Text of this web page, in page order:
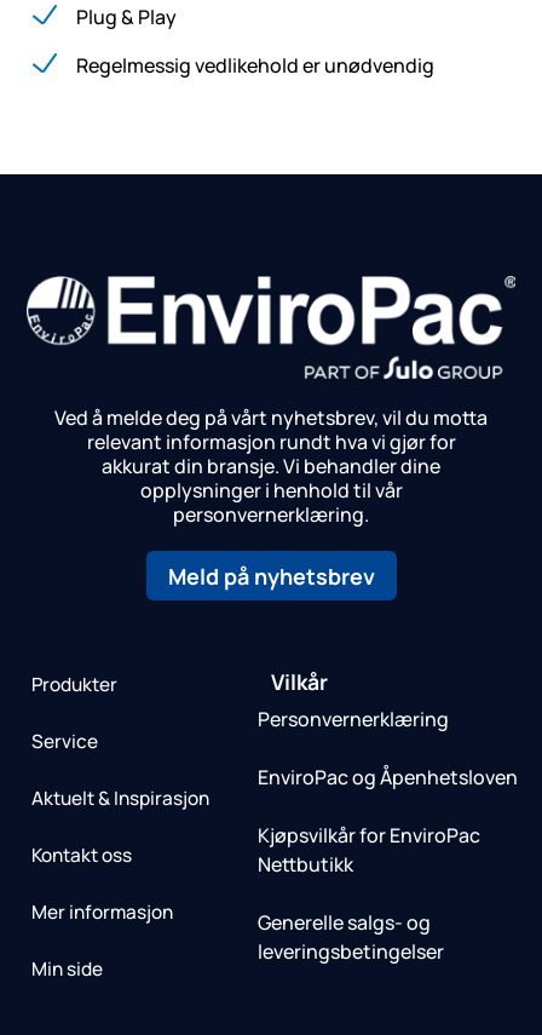
Plug & Play
Regelmessig vedlikehold er unødvendig
Ved å melde deg på vårt nyhetsbrev, vil du motta
relevant informasjon rundt hva vi gjør for
akkurat din bransje.Vi behandler dine
opplysninger i henhold til vår
personvernerklæring.
Meld på nyhetsbrev
Produkter
Service
Aktuelt & Inspirasjon
Kontakt oss
Mer informasjon
Min side
Vilkår
Personvernerklæring
EnviroPac og Åpenhetsloven
Kjøpsvilkår for EnviroPac
Nettbutikk
Generelle salgs- og
leveringsbetingelser